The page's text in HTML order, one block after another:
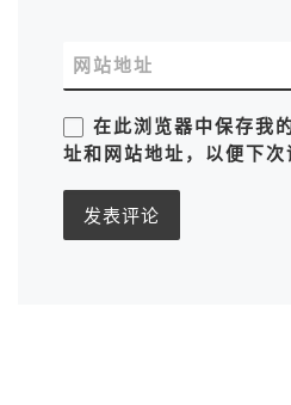
网站地址
在此浏览器中保存我
址和网站地址，以便下次